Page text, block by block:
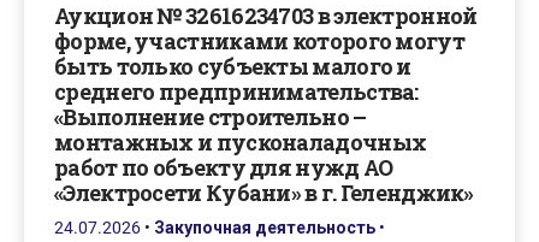
Аукцион № 32616234703 в электронной
форме, участниками которого могут
быть только субъекты малого и
среднего предпринимательства:
«Выполнение строительно –
монтажных и пусконаладочных
работ по объекту для нужд АО
«Электросети Кубани» в г. Геленджик»
24.07.2026 • Закупочная деятельность •